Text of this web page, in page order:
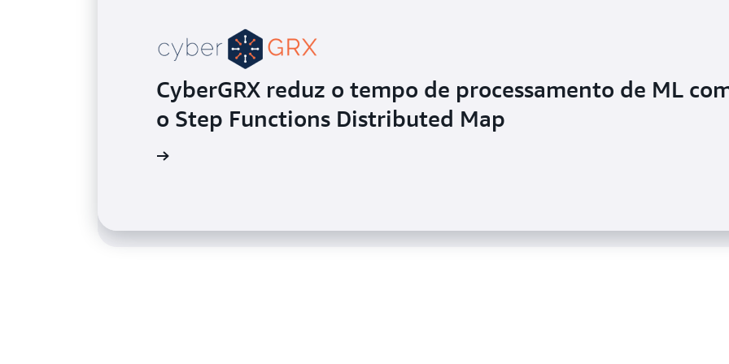
CyberGRX reduz o tempo de processamento de ML
o Step Functions Distributed Map
Liberty Mutual reduz custos e melhora o tempo de
entrada no mercado utilizando uma arquitetura sem
servidor